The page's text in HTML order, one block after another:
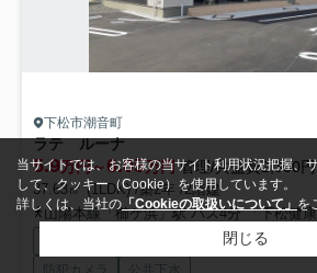
下松市潮音町
ラテ ルーナ
5.9万円～ 6.05万円管理/共益費2,300円
37.63㎡ (1LDK) /築2年 /2階建
山陽本線「櫛ケ浜」駅 バス4分 「下松健康
宅配ボックス
インター
防犯カメラ
公共下水
当サイトでは、お客様の当サイト利用状況把握、
して、クッキー（Cookie）を使用しています。
詳しくは、当社の 「Cookieの取扱いについて」 を
閉じる